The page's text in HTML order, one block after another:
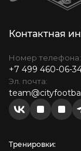
Контактная
Номер телефона:
+7 499 460-06-
Эл. почта:
Тренировки: